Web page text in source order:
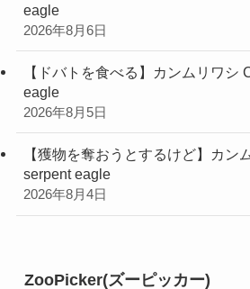
eagle
2026年8月6日
【ドバトを食べる】カンムリワシ
eagle
2026年8月5日
【獲物を奪おうとするけど】カン
serpent eagle
2026年8月4日
ZooPicker(ズーピッカー)